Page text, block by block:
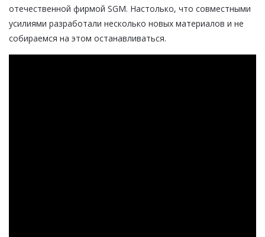
отечественной фирмой SGM. Настолько, что совместными
усилиями разработали несколько новых материалов и не
собираемся на этом останавливаться.